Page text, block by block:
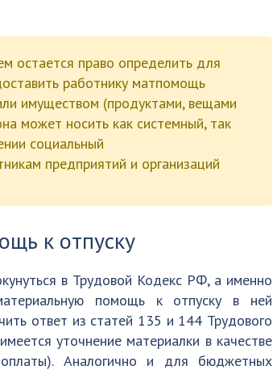
остается право определить для
работнику матпомощь
имуществом (продуктами, вещами
может носить как системный, так
социальный
предприятий и организаций
к отпуску
в Трудовой Кодекс РФ, а именно
помощь к отпуску в ней
ответ из статей 135 и 144 Трудового
уточнение материалки в качестве
Аналогично и для бюджетных